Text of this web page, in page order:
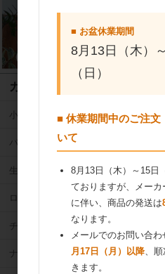
カテゴリ
小麦粉
バター
生クリーム
ロングライフ牛乳
チーズ
ナッツ
■ お盆休業期間
8月13日（木）
（日）
■ 休業期間中のご注文
いて
8月13日（木）～15日
ておりますが、メー
に伴い、商品の発送は
なります。
メールでのお問い合わ
月17日（月）以降、
きます。